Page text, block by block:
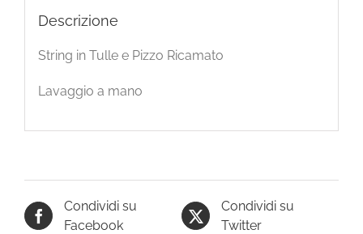
Descrizione
String in Tulle e Pizzo Ricamato
Lavaggio a mano
Condividi su
Facebook
Condividi su
Twitter